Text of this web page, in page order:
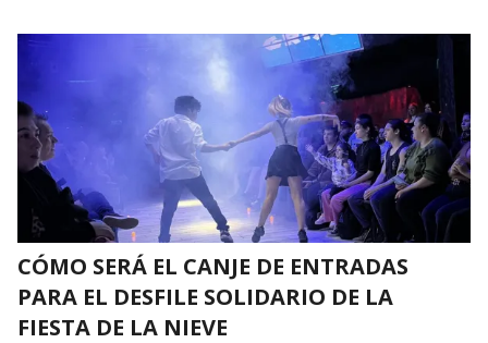
CÓMO SERÁ EL CANJE DE ENTRADAS
PARA EL DESFILE SOLIDARIO DE LA
FIESTA DE LA NIEVE